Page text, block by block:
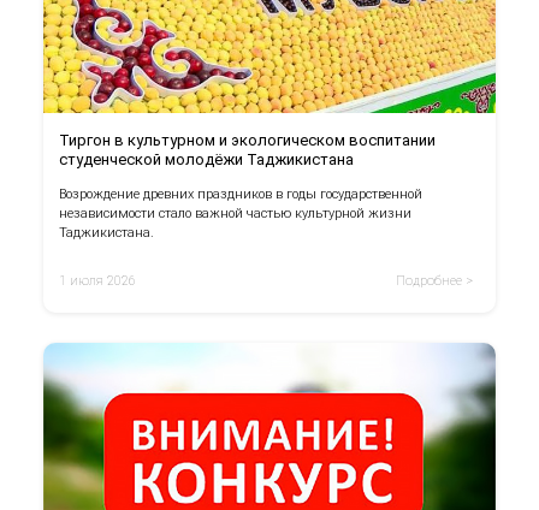
Тиргон в культурном и экологическом воспитании
студенческой молодёжи Таджикистана
Возрождение древних праздников в годы государственной
независимости стало важной частью культурной жизни
Таджикистана.
1 июля 2026 Подробнее >